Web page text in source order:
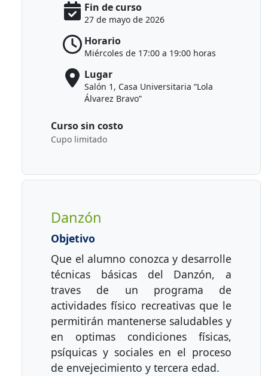
Fin de curso
27 de mayo de 2026
Horario
Miércoles de 17:00 a 19:00 horas
Lugar
Salón 1, Casa Universitaria “Lola
Álvarez Bravo”
Curso sin costo
Cupo limitado
Danzón
Objetivo
Que el alumno conozca y desarrolle
técnicas básicas del Danzón, a
traves de un programa de
actividades físico recreativas que le
permitirán mantenerse saludables y
en optimas condiciones físicas,
psíquicas y sociales en el proceso
de envejecimiento y tercera edad.